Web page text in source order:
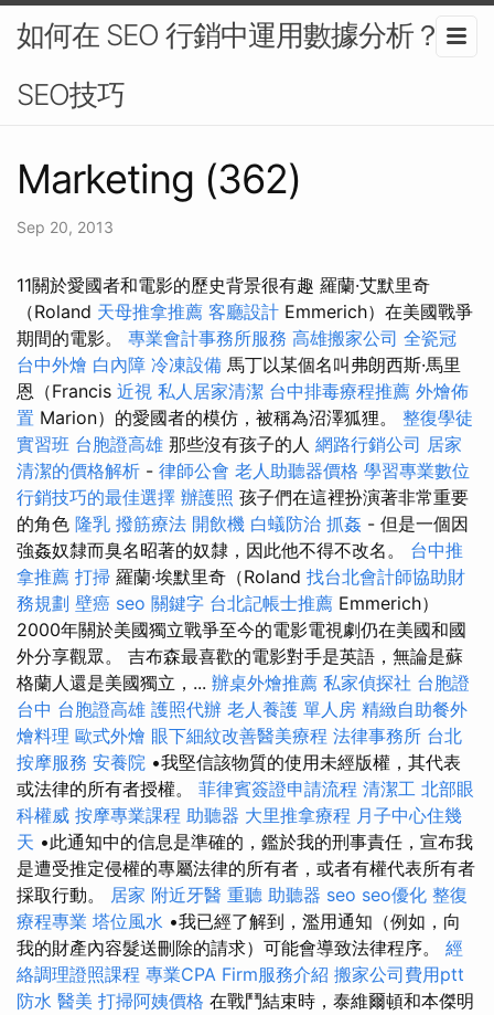
如何在 SEO 行銷中運用數據分析？-
SEO技巧
Marketing (362)
Sep 20, 2013
11關於愛國者和電影的歷史背景很有趣 羅蘭·艾默里奇
（Roland 天母推拿推薦 客廳設計 Emmerich）在美國戰爭
期間的電影。 專業會計事務所服務 高雄搬家公司 全瓷冠
台中外燴 白內障 冷凍設備 馬丁以某個名叫弗朗西斯·馬里
恩（Francis 近視 私人居家清潔 台中排毒療程推薦 外燴佈
置 Marion）的愛國者的模仿，被稱為沼澤狐狸。 整復學徒
實習班 台胞證高雄 那些沒有孩子的人 網路行銷公司 居家
清潔的價格解析 - 律師公會 老人助聽器價格 學習專業數位
行銷技巧的最佳選擇 辦護照 孩子們在這裡扮演著非常重要
的角色 隆乳 撥筋療法 開飲機 白蟻防治 抓姦 - 但是一個因
強姦奴隸而臭名昭著的奴隸，因此他不得不改名。 台中推
拿推薦 打掃 羅蘭·埃默里奇（Roland 找台北會計師協助財
務規劃 壁癌 seo 關鍵字 台北記帳士推薦 Emmerich）
2000年關於美國獨立戰爭至今的電影電視劇仍在美國和國
外分享觀眾。 吉布森最喜歡的電影對手是英語，無論是蘇
格蘭人還是美國獨立，... 辦桌外燴推薦 私家偵探社 台胞證
台中 台胞證高雄 護照代辦 老人養護 單人房 精緻自助餐外
燴料理 歐式外燴 眼下細紋改善醫美療程 法律事務所 台北
按摩服務 安養院 •我堅信該物質的使用未經版權，其代表
或法律的所有者授權。 菲律賓簽證申請流程 清潔工 北部眼
科權威 按摩專業課程 助聽器 大里推拿療程 月子中心住幾
天 •此通知中的信息是準確的，鑑於我的刑事責任，宣布我
是遭受推定侵權的專屬法律的所有者，或者有權代表所有者
採取行動。 居家 附近牙醫 重聽 助聽器 seo seo優化 整復
療程專業 塔位風水 •我已經了解到，濫用通知（例如，向
我的財產內容髮送刪除的請求）可能會導致法律程序。 經
絡調理證照課程 專業CPA Firm服務介紹 搬家公司費用ptt
防水 醫美 打掃阿姨價格 在戰鬥結束時，泰維爾頓和本傑明